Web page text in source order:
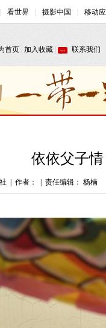
依依父子
作者： 责任编辑： 杨楠